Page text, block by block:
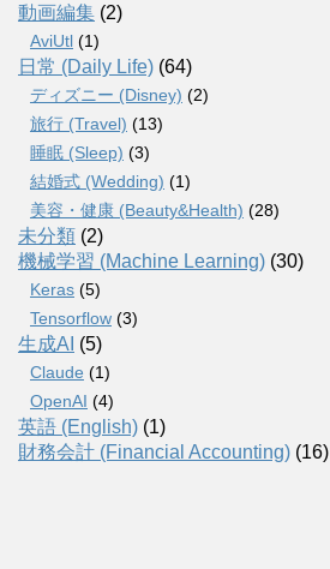
動画編集 (2)
AviUtl (1)
日常 (Daily Life) (64)
ディズニー (Disney) (2)
旅行 (Travel) (13)
睡眠 (Sleep) (3)
結婚式 (Wedding) (1)
美容・健康 (Beauty&Health) (28)
未分類 (2)
機械学習 (Machine Learning) (30)
Keras (5)
Tensorflow (3)
生成AI (5)
Claude (1)
OpenAI (4)
英語 (English) (1)
財務会計 (Financial Accounting) (16)